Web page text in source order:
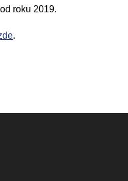
roku 2019.
.